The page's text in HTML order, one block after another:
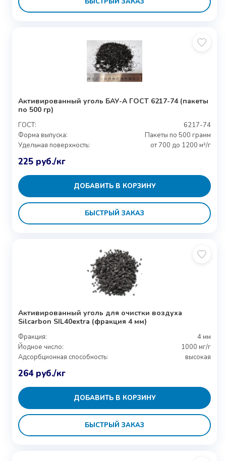
Активированный уголь БАУ-А ГОСТ 6217-74 (пакеты
по 500 гр)
ГОСТ:
6217-74
Форма выпуска:
Пакеты по 500 грамм
Удельная поверхность:
от 700 до 1200 м²/г
225 руб./кг
ДОБАВИТЬ В КОРЗИНУ
БЫСТРЫЙ ЗАКАЗ
Активированный уголь для очистки воздуха
Silcarbon SIL40extra (фракция 4 мм)
Фракция:
4 мм
Йодное число:
1000 мг/г
Адсорбционная способность:
высокая
264 руб./кг
ДОБАВИТЬ В КОРЗИНУ
БЫСТРЫЙ ЗАКАЗ